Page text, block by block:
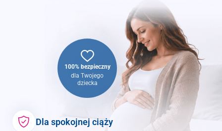
100% bezpieczny
dla Twojego
dziecka
Dla spokojnej ciąży